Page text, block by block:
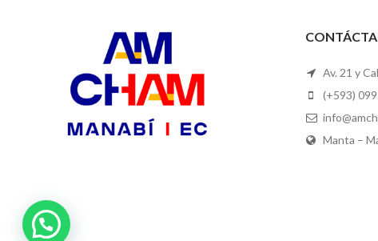
Av. 21 y
(+593)
Manta –